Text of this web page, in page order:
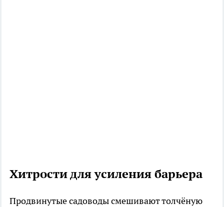
Хитрости для усиления барьера
Продвинутые садоводы смешивают толчёную